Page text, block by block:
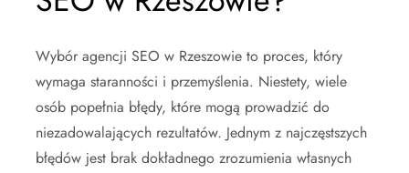
Wybór agencji SEO w Rzeszowie to proces, który
wymaga staranności i przemyślenia. Niestety, wiele
osób popełnia błędy, które mogą prowadzić do
niezadowalających rezultatów. Jednym z najczęstszych
błędów jest brak dokładnego zrozumienia własnych